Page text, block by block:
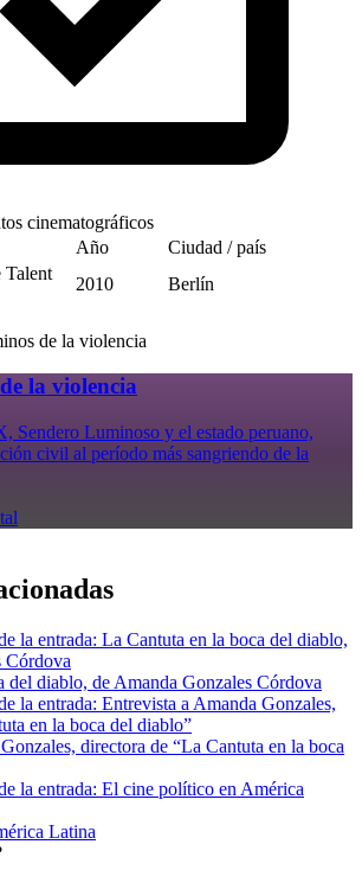
cinematográficos
Año
Ciudad / país
Talent
2010
Berlín
la violencia
Sendero Luminoso y el estado peruano,
civil al período más sangriendo de la
del diablo, de Amanda Gonzales Córdova
directora de “La Cantuta en la boca
Latina